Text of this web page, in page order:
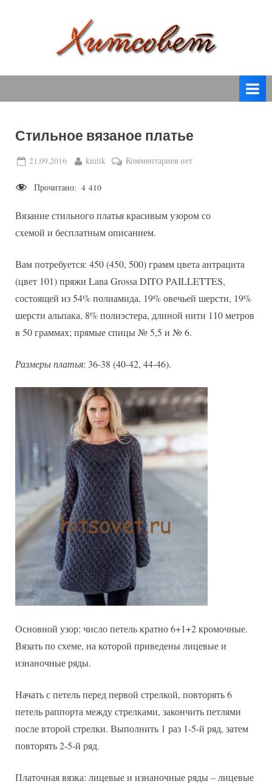
т
о
в
спицами,
крючком,
вязаные
модели
с
Стильное вязаное платье
Posted
21.09.2016 By
knitik Комментариевк
платье
нет
Прочитано: 4 410
Вязание стильного платья красивым узором со
схемой и бесплатным описанием.
Вам потребуется: 450 (450, 500) грамм цвета антрацита
(цвет 101) пряжи Lana Grossa DITO PAILLETTES,
состоящей из 54% полиамида, 19% овечьей шерсти, 19%
шерсти альпака, 8% полиэстера, длиной нити 110 метров
в 50 граммах; прямые спицы № 5,5 и № 6.
Размеры платья: 36-38 (40-42, 44-46).
Основной узор: число петель кратно 6+1+2 кромочные.
Вязать по схеме, на которой приведены лицевые и
изнаночные ряды.
Начать с петель перед первой стрелкой, повторять 6
петель раппорта между стрелками, закончить петлями
после второй стрелки. Выполнить 1 раз 1-5-й ряд, затем
повторять 2-5-й ряд.
Платочная вязка: лицевые и изнаночные ряды – лицевые